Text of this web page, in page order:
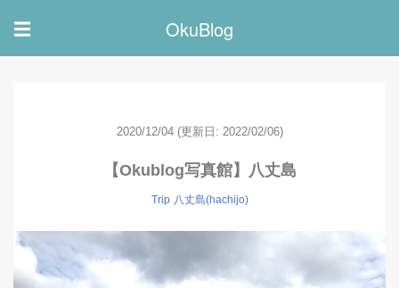
☰ OkuBlog
2020/12/04 (更新日: 2022/02/06)
【Okublog写真館】八丈島
Trip 八丈島(hachijo)